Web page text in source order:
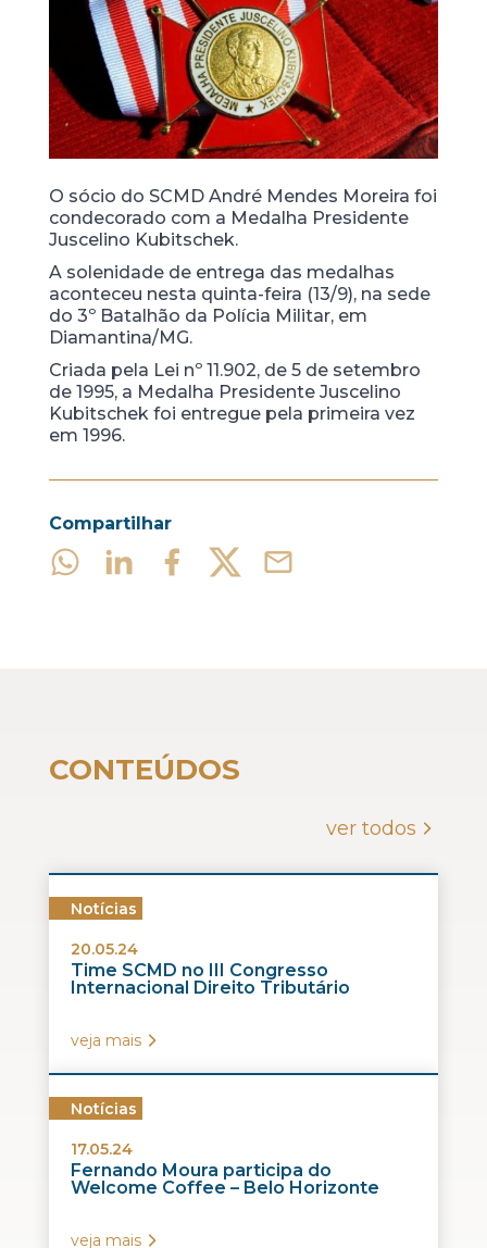
O sócio do SCMD André Mendes Moreira foi
condecorado com a Medalha Presidente
Juscelino Kubitschek.
A solenidade de entrega das medalhas
aconteceu nesta quinta-feira (13/9), na sede
do 3º Batalhão da Polícia Militar, em
Diamantina/MG.
Criada pela Lei nº 11.902, de 5 de setembro
de 1995, a Medalha Presidente Juscelino
Kubitschek foi entregue pela primeira vez
em 1996.
Compartilhar
CONTEÚDOS
ver todos
Notícias
20.05.24
Time SCMD no III Congresso
Internacional Direito Tributário
veja mais
Notícias
17.05.24
Fernando Moura participa do
Welcome Coffee – Belo Horizonte
veja mais